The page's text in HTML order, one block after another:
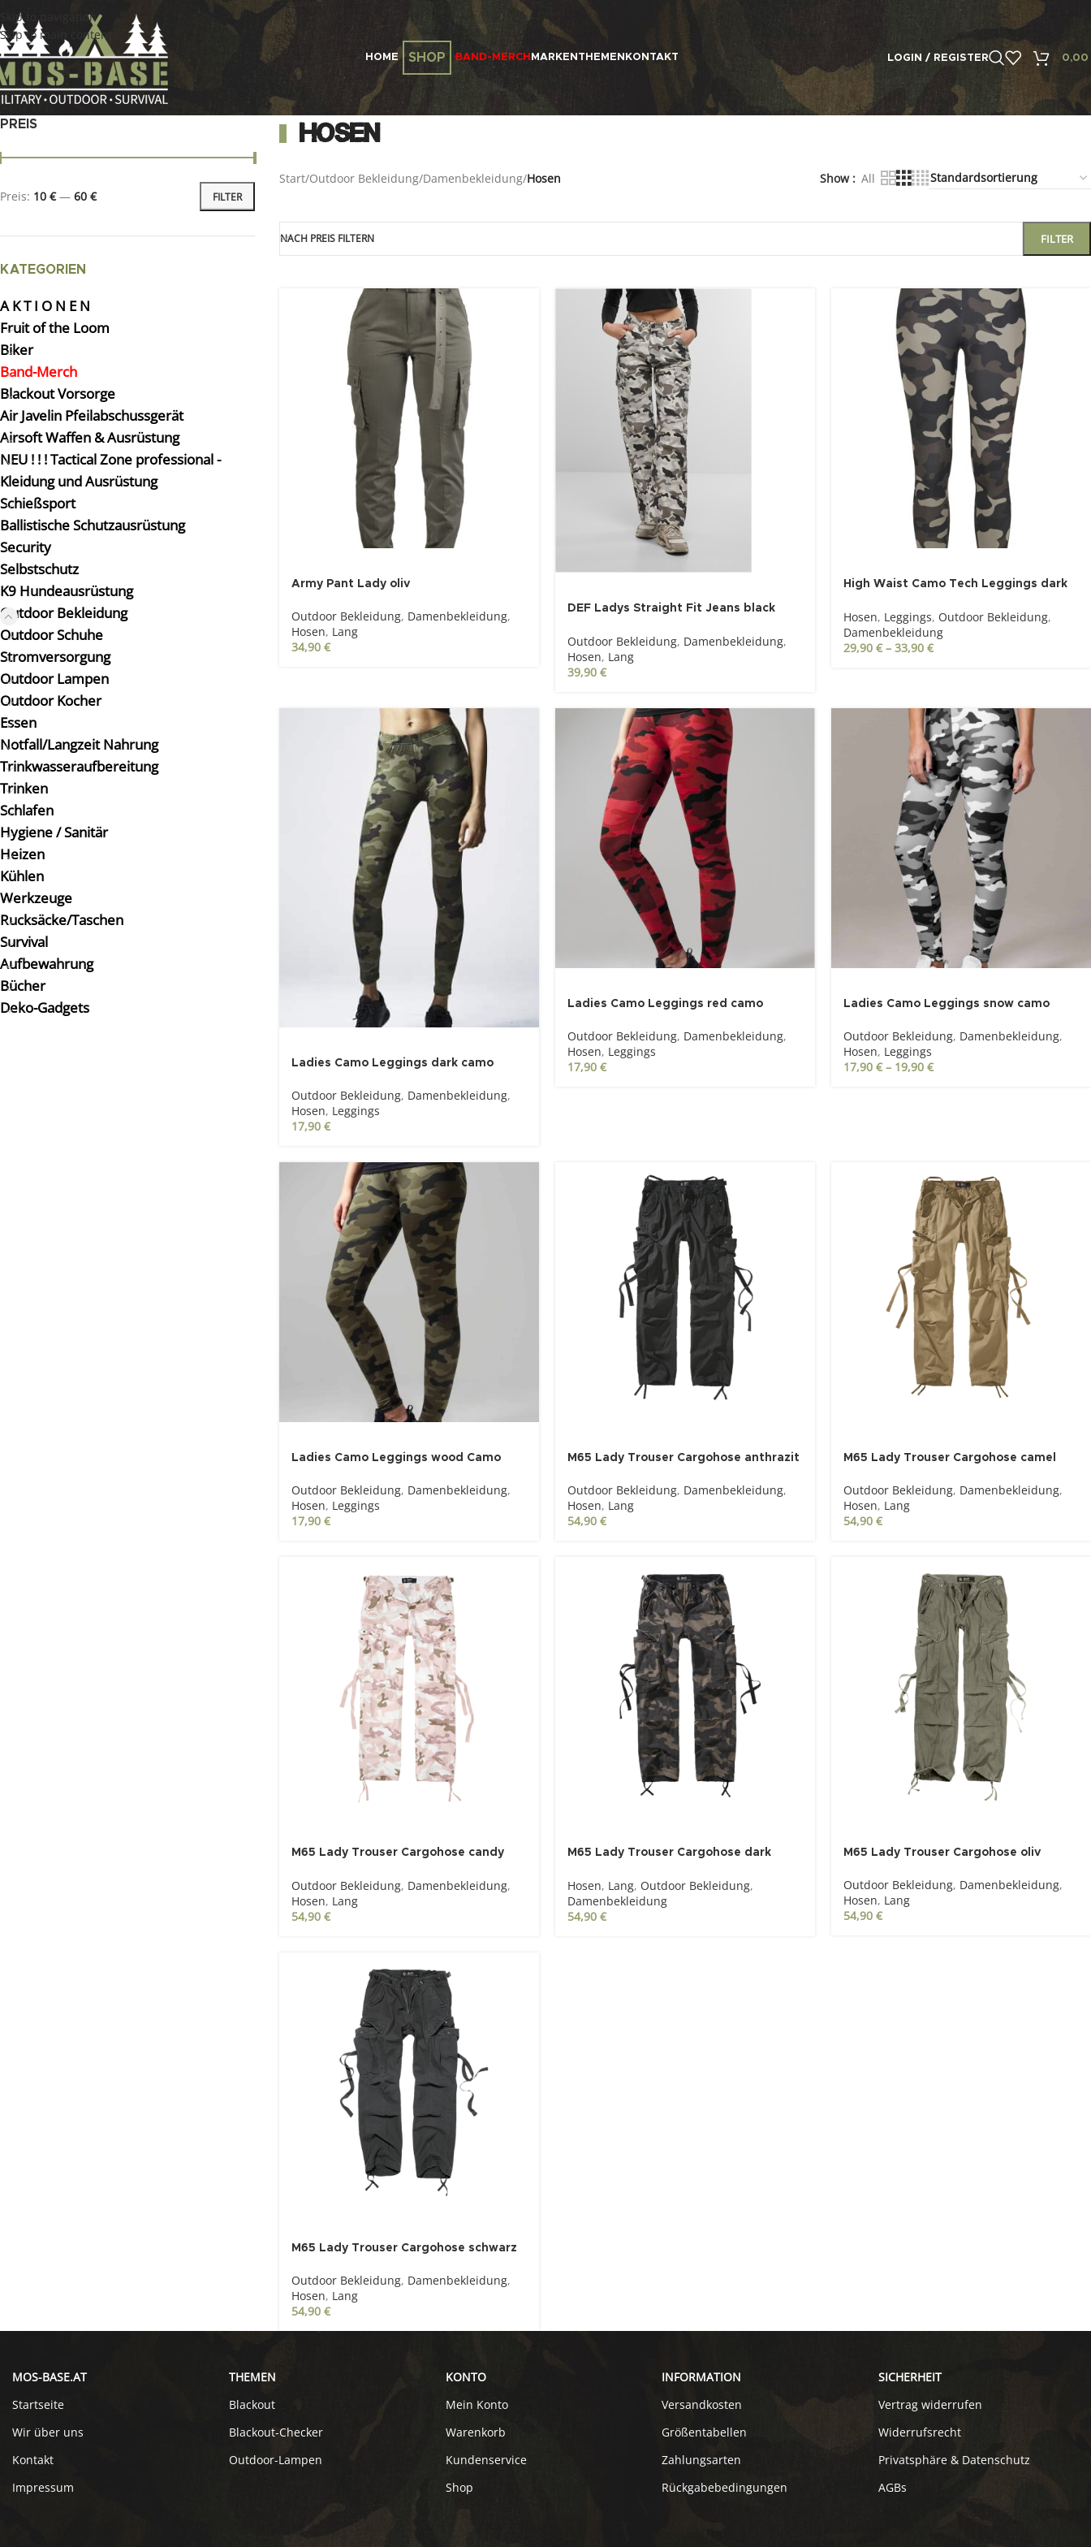
Skip to navigation
Skip to main content
HOME SHOP BAND-MERCH MARKEN THEMEN KONTAKT LOGIN / REGISTER 0,00
PREIS
FILTER
Preis: 10 €— 60 €
KATEGORIEN
A K T I O N E N
Fruit of the Loom
Biker
Band-Merch
Blackout Vorsorge
Air Javelin Pfeilabschussgerät
Airsoft Waffen & Ausrüstung
NEU ! ! ! Tactical Zone professional -
Kleidung und Ausrüstung
Schießsport
Ballistische Schutzausrüstung
Security
Selbstschutz
K9 Hundeausrüstung
Outdoor Bekleidung
Outdoor Schuhe
Stromversorgung
Outdoor Lampen
Outdoor Kocher
Essen
Notfall/Langzeit Nahrung
Trinkwasseraufbereitung
Trinken
Schlafen
Hygiene / Sanitär
Heizen
Kühlen
Werkzeuge
Rucksäcke/Taschen
Survival
Aufbewahrung
Bücher
Deko-Gadgets
Hosen
Start/Outdoor Bekleidung/Damenbekleidung/Hosen Show All
NACH PREIS FILTERN FILTER
Army Pant Lady oliv
Outdoor Bekleidung, Damenbekleidung,
Hosen, Lang
34,90 €
DEF Ladys Straight Fit Jeans black
Outdoor Bekleidung, Damenbekleidung,
Hosen, Lang
39,90 €
High Waist Camo Tech Leggings dark
Hosen, Leggings, Outdoor Bekleidung,
Damenbekleidung
29,90 €– 33,90 €
Ladies Camo Leggings dark camo
Outdoor Bekleidung, Damenbekleidung,
Hosen, Leggings
17,90 €
Ladies Camo Leggings red camo
Outdoor Bekleidung, Damenbekleidung,
Hosen, Leggings
17,90 €
Ladies Camo Leggings snow camo
Outdoor Bekleidung, Damenbekleidung,
Hosen, Leggings
17,90 €– 19,90 €
Ladies Camo Leggings wood Camo
Outdoor Bekleidung, Damenbekleidung,
Hosen, Leggings
17,90 €
M65 Lady Trouser Cargohose anthrazit
Outdoor Bekleidung, Damenbekleidung,
Hosen, Lang
54,90 €
M65 Lady Trouser Cargohose camel
Outdoor Bekleidung, Damenbekleidung,
Hosen, Lang
54,90 €
M65 Lady Trouser Cargohose candy
Outdoor Bekleidung, Damenbekleidung,
Hosen, Lang
54,90 €
M65 Lady Trouser Cargohose dark
Hosen, Lang, Outdoor Bekleidung,
Damenbekleidung
54,90 €
M65 Lady Trouser Cargohose oliv
Outdoor Bekleidung, Damenbekleidung,
Hosen, Lang
54,90 €
M65 Lady Trouser Cargohose schwarz
Outdoor Bekleidung, Damenbekleidung,
Hosen, Lang
54,90 €
MOS-BASE.AT
Startseite
Wir über uns
Kontakt
Impressum
THEMEN
Blackout
Blackout-Checker
Outdoor-Lampen
KONTO
Mein Konto
Warenkorb
Kundenservice
Shop
INFORMATION
Versandkosten
Größentabellen
Zahlungsarten
Rückgabebedingungen
SICHERHEIT
Vertrag widerrufen
Widerrufsrecht
Privatsphäre & Datenschutz
AGBs